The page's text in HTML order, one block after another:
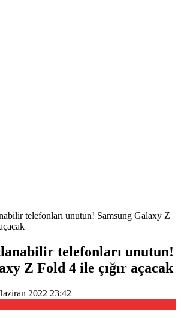
telefonları unutun! Samsung Galaxy Z
telefonları unutun!
Z Fold 4 ile çığır açacak
— 10 Haziran 2022 23:42